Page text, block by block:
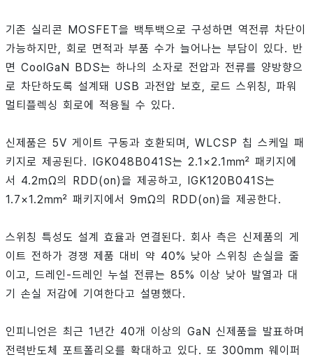
기존 실리콘 MOSFET을 백투백으로 구성하면 역전류 차단이
가능하지만, 회로 면적과 부품 수가 늘어나는 부담이 있다. 반
면 CoolGaN BDS는 하나의 소자로 전압과 전류를 양방향으
로 차단하도록 설계돼 USB 과전압 보호, 로드 스위칭, 파워
멀티플렉싱 회로에 적용될 수 있다.
신제품은 5V 게이트 구동과 호환되며, WLCSP 칩 스케일 패
키지로 제공된다. IGK048B041S는 2.1×2.1㎟ 패키지에
서 4.2mΩ의 RDD(on)을 제공하고, IGK120B041S는
1.7×1.2㎟ 패키지에서 9mΩ의 RDD(on)을 제공한다.
스위칭 특성도 설계 효율과 연결된다. 회사 측은 신제품의 게
이트 전하가 경쟁 제품 대비 약 40% 낮아 스위칭 손실을 줄
이고, 드레인-드레인 누설 전류는 85% 이상 낮아 발열과 대
기 손실 저감에 기여한다고 설명했다.
인피니언은 최근 1년간 40개 이상의 GaN 신제품을 발표하며
전력반도체 포트폴리오를 확대하고 있다. 또 300mm 웨이퍼